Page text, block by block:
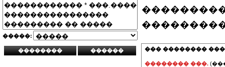
�����:
��� ��������
�������� ���.